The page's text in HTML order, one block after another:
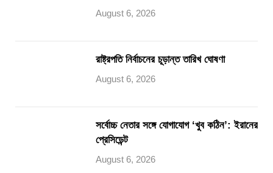
August 6, 2026
রাষ্ট্রপতি নির্বাচনের চূড়ান্ত তারিখ ঘোষণা
August 6, 2026
সর্বোচ্চ নেতার সঙ্গে যোগাযোগ ‘খুব কঠিন’: ইরানের
প্রেসিডেন্ট
August 6, 2026